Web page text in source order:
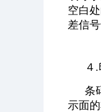
空白
差信
４
条
示面